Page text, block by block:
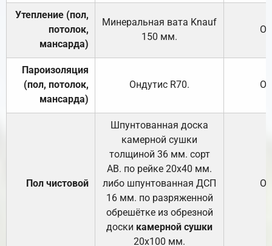
Утепление (пол,
потолок,
мансарда)
Минеральная вата Knauf
150 мм.
Пароизоляция
(пол, потолок,
мансарда)
Ондутис R70.
Пол чистовой
Шпунтованная доска
камерной сушки
толщиной 36 мм. сорт
АВ. по рейке 20х40 мм.
либо шпунтованная ДСП
16 мм. по разряженной
обрешётке из обрезной
доски камерной сушки
20х100 мм.